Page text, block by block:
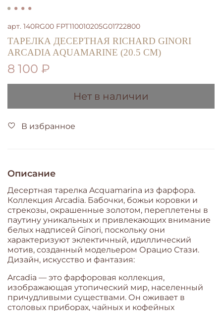
арт. 140RG00 FPT110010205G01722800
ТАРЕЛКА ДЕСЕРТНАЯ RICHARD GINORI
ARCADIA AQUAMARINE (20.5 СМ)
8 100 ₽
Нет в наличии
В избранное
Описание
Десертная тарелка Acquamarina из фарфора.
Коллекция Arcadia. Бабочки, божьи коровки и
стрекозы, окрашенные золотом, переплетены в
паутину уникальных и привлекающих внимание
белых надписей Ginori, поскольку они
характеризуют эклектичный, идиллический
мотив, созданный модельером Орацио Стази.
Дизайн, искусство и фантазия:
Arcadia — это фарфоровая коллекция,
изображающая утопический мир, населенный
причудливыми существами. Он оживает в
столовых приборах, чайных и кофейных